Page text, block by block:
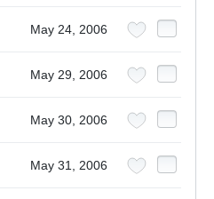
May 24, 2006
May 29, 2006
May 30, 2006
May 31, 2006